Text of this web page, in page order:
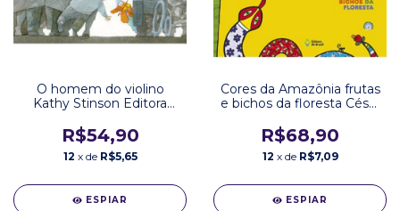
O homem do violino
Kathy Stinson Editora
R$54,90
12 x de R$5,65
ESPIAR
Cores da Amazônia frutas
e bichos da floresta César
R$68,90
12 x de R$7,09
ESPIAR